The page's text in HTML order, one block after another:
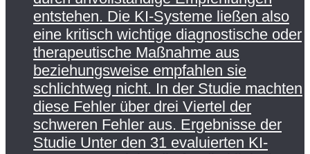
entstehen. Die KI-Systeme ließen also
eine kritisch wichtige diagnostische oder
therapeutische Maßnahme aus
beziehungsweise empfahlen sie
schlichtweg nicht. In der Studie machten
diese Fehler über drei Viertel der
schweren Fehler aus. Ergebnisse der
Studie Unter den 31 evaluierten KI-